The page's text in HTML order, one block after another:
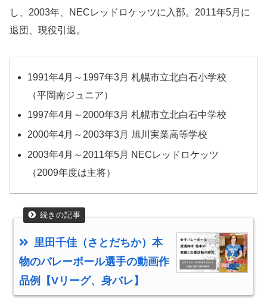
し、2003年、NECレッドロケッツに入部。2011年5月に
退団、現役引退。
1991年4月～1997年3月 札幌市立北白石小学校
（平岡南ジュニア）
1997年4月～2000年3月 札幌市立北白石中学校
2000年4月～2003年3月 旭川実業高等学校
2003年4月～2011年5月 NECレッドロケッツ
（2009年度は主将）
里田千佳（さとだちか）本
物のバレーボール選手の動画作
品例【Vリーグ、身バレ】